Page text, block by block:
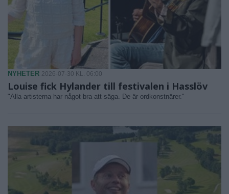
NYHETER 2026-07-30 KL. 06:00
Louise fick Hylander till festivalen i Hasslöv
"Alla artisterna har något bra att säga. De är ordkonstnärer."